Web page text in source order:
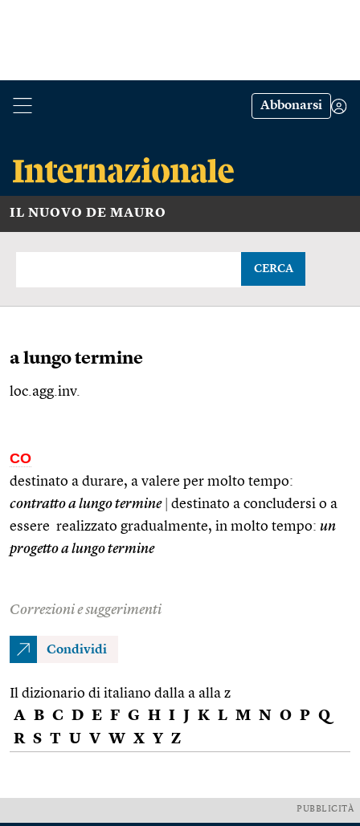
Abbonarsi
IL NUOVO DE MAURO
CERCA
a lungo termine
loc.agg.inv.
CO
destinato a durare, a valere per molto tempo:
contratto a lungo termine
destinato a concludersi o a
essere realizzato gradualmente, in molto tempo: un
progetto a lungo termine
Correzioni e suggerimenti
Condividi
Il dizionario di italiano dalla a alla z
A B C D E F G H I J K L M N O P Q
R S T U V W X Y Z
PUBBLICITÀ